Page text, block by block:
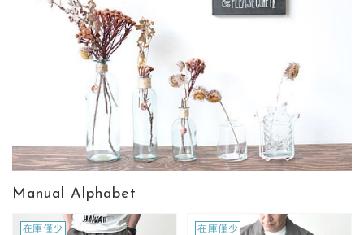
Manual Alphabet
在庫僅少 在庫僅少